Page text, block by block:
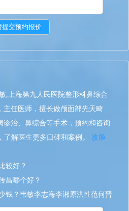
,上海第九人民医院整形科鼻综合
主任医师，擅长做颅面部先天畸
诊治、鼻综合等手术，预约和咨询
了解医生更多口碑和案例。 改脸
较好？
昌哪个好？
钱？韦敏李志海李湘原洪性范何晋